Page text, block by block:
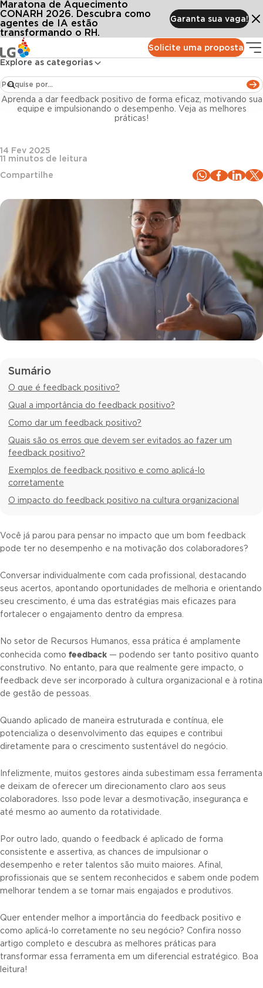
Solicite uma proposta
Explore as categorias
Maratona de Aquecimento
CONARH 2026. Descubra como
agentes de IA estão
transformando o RH.
Garanta sua vaga!
Conteúdos Blog LG
Feedback positivo: o que é, importância e exemplos
Gestão de pessoas
Feedback positivo: o que é, importância e
exemplos
Aprenda a dar feedback positivo de forma eficaz, motivando sua
equipe e impulsionando o desempenho. Veja as melhores
práticas!
14 Fev 2025
11 minutos de leitura
Compartilhe
Sumário
O que é feedback positivo?
Qual a importância do feedback positivo?
Como dar um feedback positivo?
Quais são os erros que devem ser evitados ao fazer um
feedback positivo?
Exemplos de feedback positivo e como aplicá-lo
corretamente
O impacto do feedback positivo na cultura organizacional
Você já parou para pensar no impacto que um bom feedback
pode ter no desempenho e na motivação dos colaboradores?
Conversar individualmente com cada profissional, destacando
seus acertos, apontando oportunidades de melhoria e orientando
seu crescimento, é uma das estratégias mais eficazes para
fortalecer o engajamento dentro da empresa.
No setor de Recursos Humanos, essa prática é amplamente
conhecida como feedback — podendo ser tanto positivo quanto
construtivo. No entanto, para que realmente gere impacto, o
feedback deve ser incorporado à cultura organizacional e à rotina
de gestão de pessoas.
Quando aplicado de maneira estruturada e contínua, ele
potencializa o desenvolvimento das equipes e contribui
diretamente para o crescimento sustentável do negócio.
Infelizmente, muitos gestores ainda subestimam essa ferramenta
e deixam de oferecer um direcionamento claro aos seus
colaboradores. Isso pode levar a desmotivação, insegurança e
até mesmo ao aumento da rotatividade.
Por outro lado, quando o feedback é aplicado de forma
consistente e assertiva, as chances de impulsionar o
desempenho e reter talentos são muito maiores. Afinal,
profissionais que se sentem reconhecidos e sabem onde podem
melhorar tendem a se tornar mais engajados e produtivos.
Quer entender melhor a importância do feedback positivo e
como aplicá-lo corretamente no seu negócio? Confira nosso
artigo completo e descubra as melhores práticas para
transformar essa ferramenta em um diferencial estratégico. Boa
leitura!